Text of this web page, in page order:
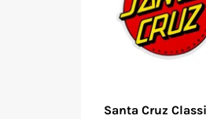
Santa Cruz